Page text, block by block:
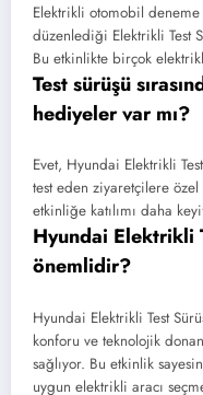
Elektrikli otomobil deneme
düzenlediği Elektrikli Test
Bu etkinlikte birçok
Test sürüşü
hediyeler var mı?
Evet, Hyundai Elektrikli
test eden ziyaretçilere
etkinliğe katılımı daha
Hyundai Elektrikli
önemlidir?
Hyundai Elektrikli Test
konforu ve teknolojik
sağlıyor. Bu etkinlik
uygun elektrikli aracı